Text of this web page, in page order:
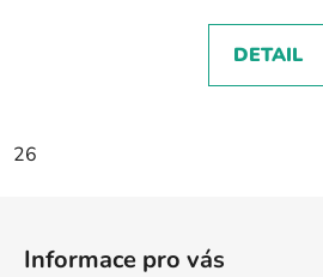
DETAIL
26
Informace pro vás